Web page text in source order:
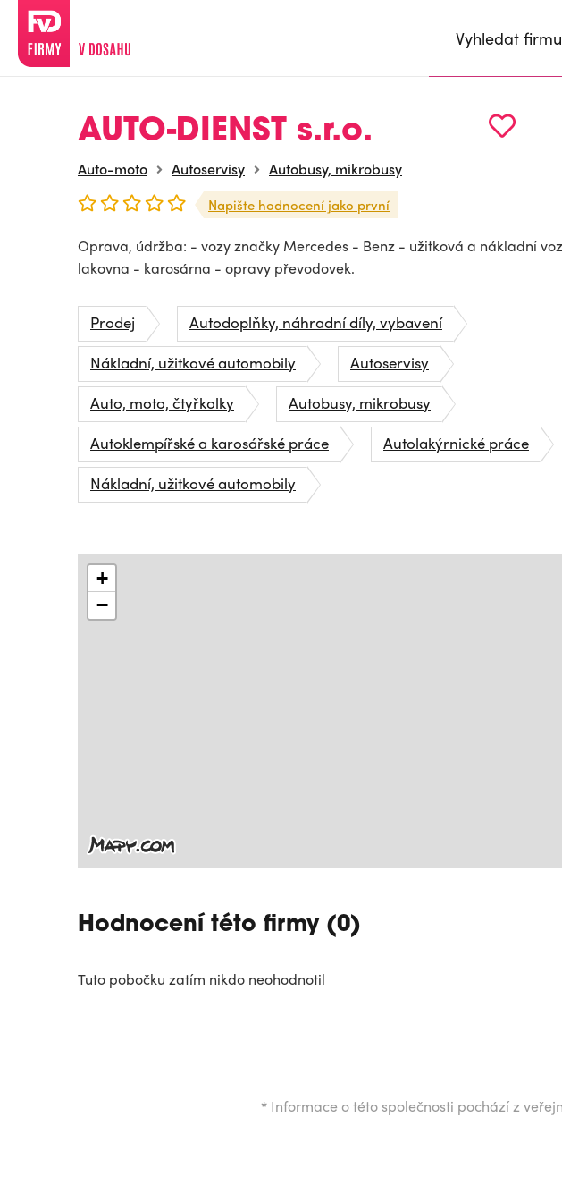
Vyhledat firmu
AUTO-DIENST s.r.o.
Auto-moto Autoservisy Autobusy, mikrobusy
Napište hodnocení jako první
Oprava, údržba: - vozy značky Mercedes - Benz - užitková a nákladní
lakovna - karosárna - opravy převodovek.
Prodej
Autodoplňky, náhradní díly, vybavení
Nákladní, užitkové automobily
Autoservisy
Auto, moto, čtyřkolky
Autobusy, mikrobusy
Autoklempířské a karosářské práce
Autolakýrnické práce
Nákladní, užitkové automobily
+
−
Hodnocení této firmy (0)
Tuto pobočku zatím nikdo neohodnotil
* Informace o této společnosti pochází z